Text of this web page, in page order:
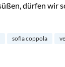
dürfen wir
Event in Los
sofia coppola